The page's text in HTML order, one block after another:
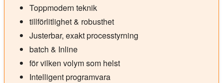
Toppmodern teknik
tillförlitlighet & robusthet
Justerbar, exakt processtyrning
batch & Inline
för vilken volym som helst
Intelligent programvara